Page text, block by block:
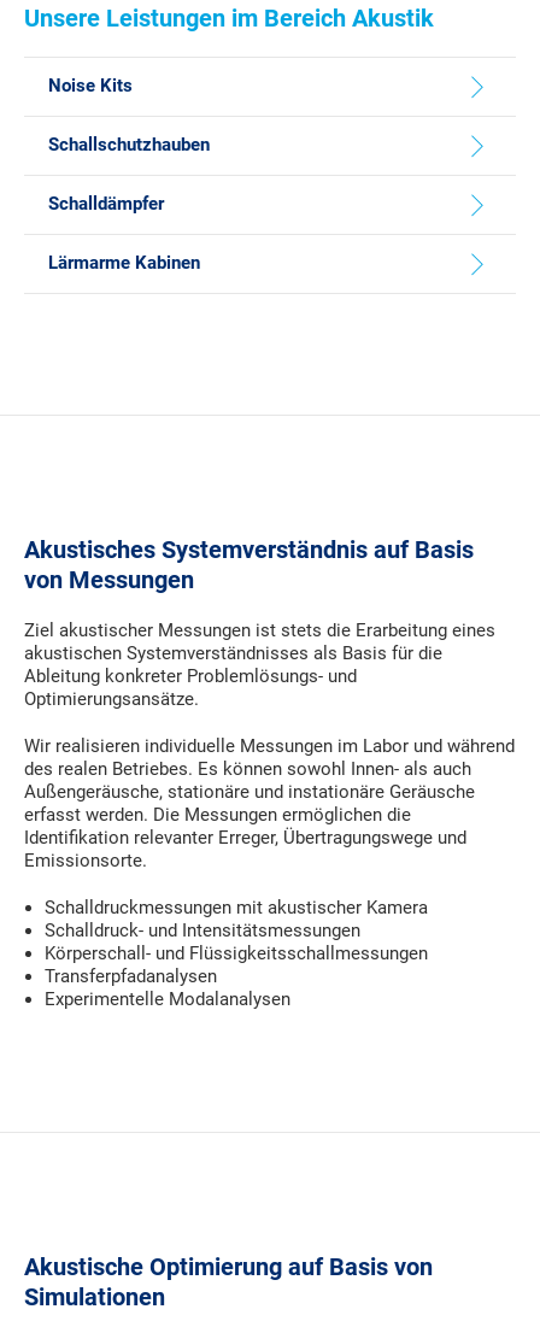
Unsere Leistungen im Bereich Akustik
Noise Kits
Schallschutzhauben
Schalldämpfer
Lärmarme Kabinen
Akustisches Systemverständnis auf Basis
von Messungen
Ziel akustischer Messungen ist stets die Erarbeitung eines
akustischen Systemverständnisses als Basis für die
Ableitung konkreter Problemlösungs- und
Optimierungsansätze.
Wir realisieren individuelle Messungen im Labor und während
des realen Betriebes. Es können sowohl Innen- als auch
Außengeräusche, stationäre und instationäre Geräusche
erfasst werden. Die Messungen ermöglichen die
Identifikation relevanter Erreger, Übertragungswege und
Emissionsorte.
Schalldruckmessungen mit akustischer Kamera
Schalldruck- und Intensitätsmessungen
Körperschall- und Flüssigkeitsschallmessungen
Transferpfadanalysen
Experimentelle Modalanalysen
Akustische Optimierung auf Basis von
Simulationen